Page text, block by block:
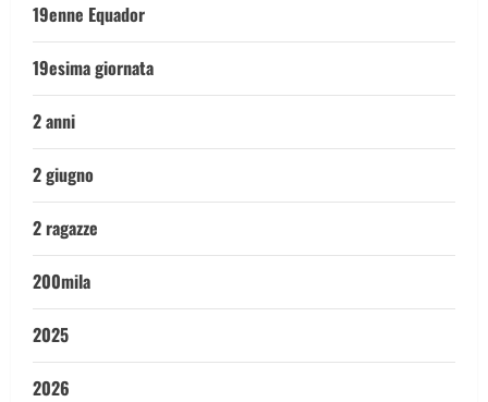
19enne Equador
19esima giornata
2 anni
2 giugno
2 ragazze
200mila
2025
2026